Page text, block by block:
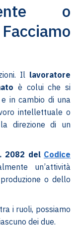
o
Il lavoratore
è colui che si
in cambio di una
intellettuale o
direzione di un
2082 del Codice
un’attività
o dello
i ruoli, possiamo
dei due.